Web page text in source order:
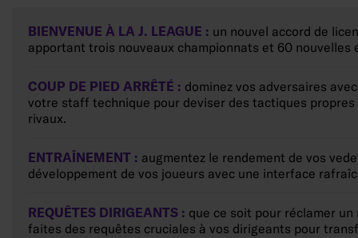
BIENVENUE À LA J. LEAGUE : un nouvel accord de
apportant trois nouveaux championnats et 60
COUP DE PIED ARRÊTÉ : dominez vos adversaires
votre staff technique pour deviser des tactiques
rivaux.
ENTRAÎNEMENT : augmentez le rendement de vos
développement de vos joueurs avec une interface
REQUÊTES DIRIGEANTS : que ce soit pour réclamer
faites des requêtes cruciales à vos dirigeants pour